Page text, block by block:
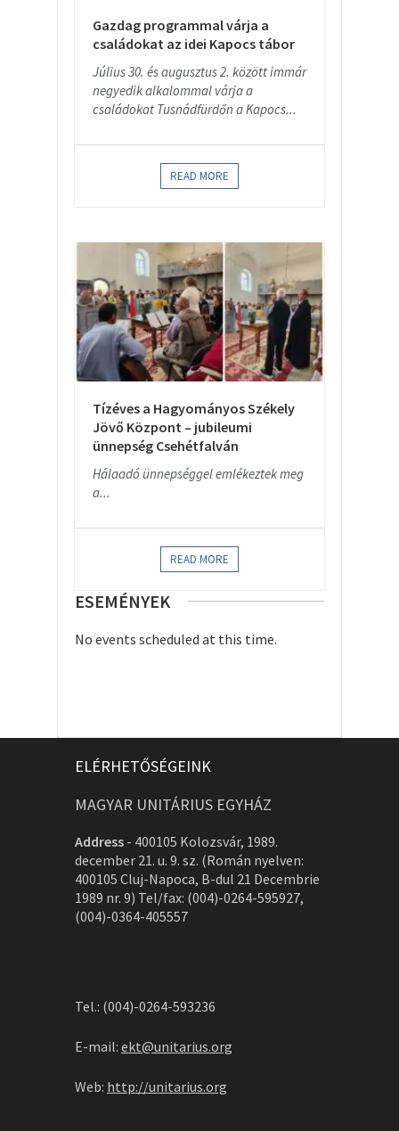
Gazdag programmal várja a
családokat az idei Kapocs tábor
Július 30. és augusztus 2. között immár
negyedik alkalommal várja a
családokat Tusnádfürdőn a Kapocs...
READ MORE
Tízéves a Hagyományos Székely
Jövő Központ – jubileumi
ünnepség Csehétfalván
Hálaadó ünnepséggel emlékeztek meg
a...
READ MORE
ESEMÉNYEK
No events scheduled at this time.
ELÉRHETŐSÉGEINK
MAGYAR UNITÁRIUS EGYHÁZ
Address - 400105 Kolozsvár, 1989.
december 21. u. 9. sz. (Román nyelven:
400105 Cluj-Napoca, B-dul 21 Decembrie
1989 nr. 9) Tel/fax: (004)-0264-595927,
(004)-0364-405557
Tel.: (004)-0264-593236
E-mail: ekt@unitarius.org
Web: http://unitarius.org